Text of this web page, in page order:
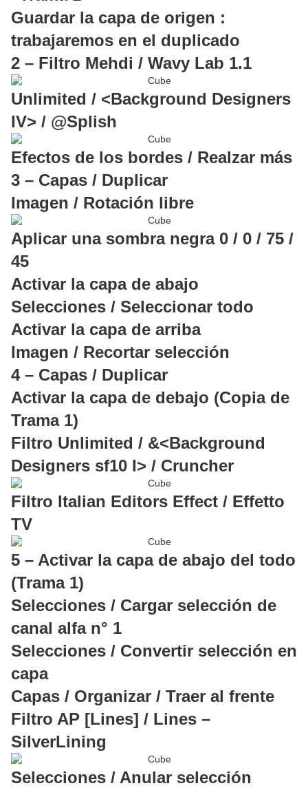
Guardar la capa de origen :
trabajaremos en el duplicado
2 – Filtro Mehdi / Wavy Lab 1.1
Unlimited / <Background Designers
IV> / @Splish
Efectos de los bordes / Realzar más
3 – Capas / Duplicar
Imagen / Rotación libre
Aplicar una sombra negra 0 / 0 / 75 /
45
Activar la capa de abajo
Selecciones / Seleccionar todo
Activar la capa de arriba
Imagen / Recortar selección
4 – Capas / Duplicar
Activar la capa de debajo (Copia de
Trama 1)
Filtro Unlimited / &<Background
Designers sf10 I> / Cruncher
Filtro Italian Editors Effect / Effetto
TV
5 – Activar la capa de abajo del todo
(Trama 1)
Selecciones / Cargar selección de
canal alfa n° 1
Selecciones / Convertir selección en
capa
Capas / Organizar / Traer al frente
Filtro AP [Lines] / Lines –
SilverLining
Selecciones / Anular selección